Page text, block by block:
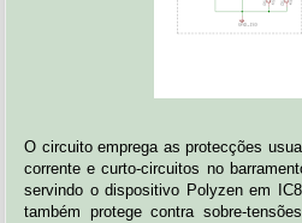
O circuito emprega as protecções
corrente e curto-circuitos no
servindo o dispositivo Polyzen em
também protege contra sobre-